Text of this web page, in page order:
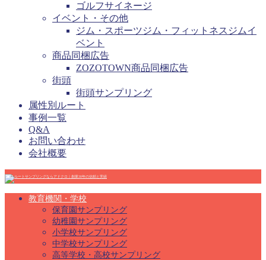
ゴルフサイネージ
イベント・その他
ジム・スポーツジム・フィットネスジムイ
ベント
商品同梱広告
ZOZOTOWN商品同梱広告
街頭
街頭サンプリング
属性別ルート
事例一覧
Q&A
お問い合わせ
会社概要
教育機関・学校
保育園サンプリング
幼稚園サンプリング
小学校サンプリング
中学校サンプリング
高等学校・高校サンプリング